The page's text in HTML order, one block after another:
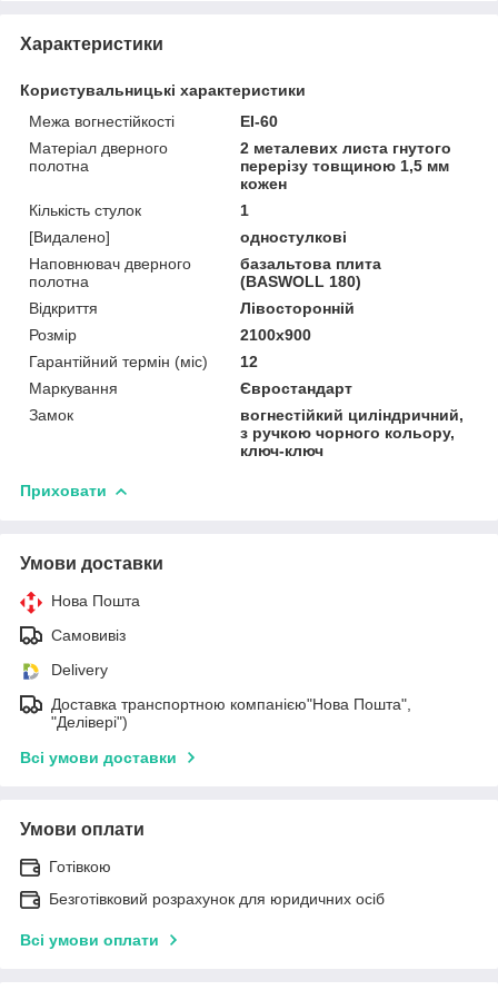
Характеристики
Користувальницькі характеристики
Межа вогнестійкості
ЕІ-60
Матеріал дверного
полотна
2 металевих листа гнутого
перерізу товщиною 1,5 мм
кожен
Кількість стулок
1
[Видалено]
одностулкові
Наповнювач дверного
полотна
базальтова плита
(BASWOLL 180)
Відкриття
Лівосторонній
Розмір
2100х900
Гарантійний термін (міс)
12
Маркування
Євростандарт
Замок
вогнестійкий циліндричний,
з ручкою чорного кольору,
ключ-ключ
Приховати
Умови доставки
Нова Пошта
Самовивіз
Delivery
Доставка транспортною компанією"Нова Пошта",
"Делівері")
Всі умови доставки
Умови оплати
Готівкою
Безготівковий розрахунок для юридичних осіб
Всі умови оплати